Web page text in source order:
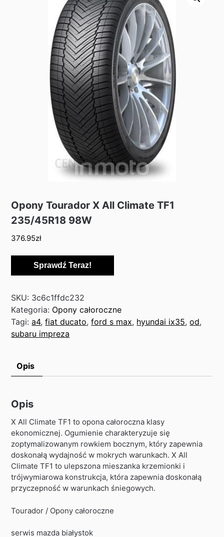
Opony Tourador X All Climate TF1
235/45R18 98W
376.95zł
Sprawdź Teraz!
SKU: 3c6c1ffdc232
Kategoria: Opony całoroczne
Tagi:a4,fiat ducato,ford s max, hyundai ix35,od,
subaru impreza
Opis
Opis
X All Climate TF1 to opona całoroczna klasy
ekonomicznej. Ogumienie charakteryzuje się
zoptymalizowanym rowkiem bocznym, który zapewnia
doskonałą wydajność w mokrych warunkach. X All
Climate TF1 to ulepszona mieszanka krzemionki i
trójwymiarowa konstrukcja, która zapewnia doskonałą
przyczepność w warunkach śniegowych.
Tourador / Opony całoroczne
serwis mazda białystok